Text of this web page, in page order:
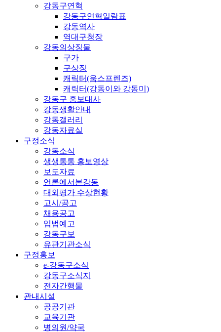
강동구연혁
강동구연혁일람표
강동역사
역대구청장
강동의상징물
구가
구상징
캐릭터(움스프렌즈)
캐릭터(강동이와 강동미)
강동구 홍보대사
강동생활안내
강동갤러리
강동자료실
구정소식
강동소식
생생통통 홍보영상
보도자료
언론에서본강동
대외평가 수상현황
고시/공고
채용공고
입법예고
강동구보
유관기관소식
구정홍보
e-강동구소식
강동구소식지
전자간행물
관내시설
공공기관
교육기관
병의원/약국